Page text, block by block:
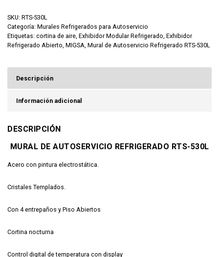
SKU: RTS-530L
Categoría: Murales Refrigerados para Autoservicio
Etiquetas: cortina de aire, Exhibidor Modular Refrigerado, Exhibidor
Refrigerado Abierto, MIGSA, Mural de Autoservicio Refrigerado RTS-530L
Descripción
Información adicional
DESCRIPCIÓN
MURAL DE AUTOSERVICIO REFRIGERADO RTS-530L
Acero con pintura electrostática.
Cristales Templados.
Con 4 entrepaños y Piso Abiertos
Cortina nocturna
Control digital de temperatura con display